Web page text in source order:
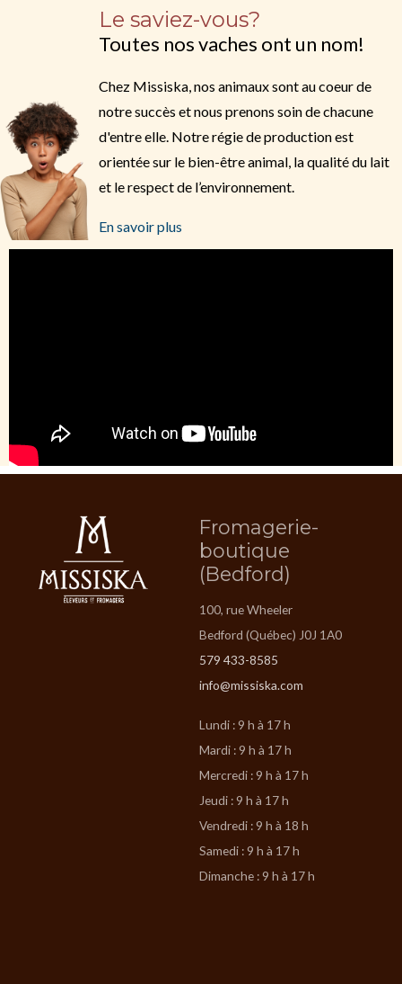
Le saviez-vous?
Toutes nos vaches ont un nom!
Chez Missiska, nos animaux sont au coeur de
notre succès et nous prenons soin de chacune
d'entre elle. Notre régie de production est
orientée sur le bien-être animal, la qualité du lait
et le respect de l’environnement.
En savoir plus
Fromagerie-
boutique
(Bedford)
100, rue Wheeler
Bedford (Québec) J0J 1A0
579 433-8585
info@missiska.com
Lundi : 9 h à 17 h
Mardi : 9 h à 17 h
Mercredi : 9 h à 17 h
Jeudi : 9 h à 17 h
Vendredi : 9 h à 18 h
Samedi : 9 h à 17 h
Dimanche : 9 h à 17 h